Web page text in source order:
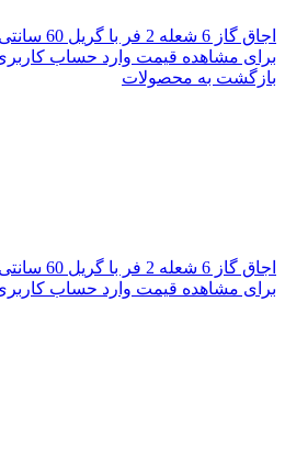
اجاق گاز 6 شعله 2 فر با گریل 60 سانتی سمت چپ امریکن رنج
برای مشاهده قیمت وارد حساب
بازگشت به محصولات
اجاق گاز 6 شعله 2 فر با گریل 60 سانتی سمت راست امریکن رنج
برای مشاهده قیمت وارد حساب